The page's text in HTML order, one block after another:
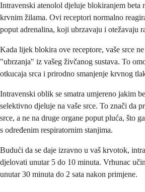
Intravenski atenolol djeluje blokiranjem beta
krvnim žilama. Ovi receptori normalno
poput adrenalina, koji ubrzavaju i otežavaju
Kada lijek blokira ove receptore, vaše srce
"ubrzanja" iz vašeg živčanog sustava. To
otkucaja srca i prirodno smanjenje krvnog
Intravenski oblik se smatra umjereno jakim
selektivno djeluje na vaše srce. To znači da
srce, a ne na druge organe poput pluća, što
s određenim respiratornim stanjima.
Budući da se daje izravno u vaš krvotok,
djelovati unutar 5 do 10 minuta. Vrhunac
unutar 30 minuta do 2 sata nakon primjene.